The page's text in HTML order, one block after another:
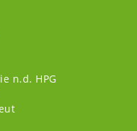
n.d. HPG